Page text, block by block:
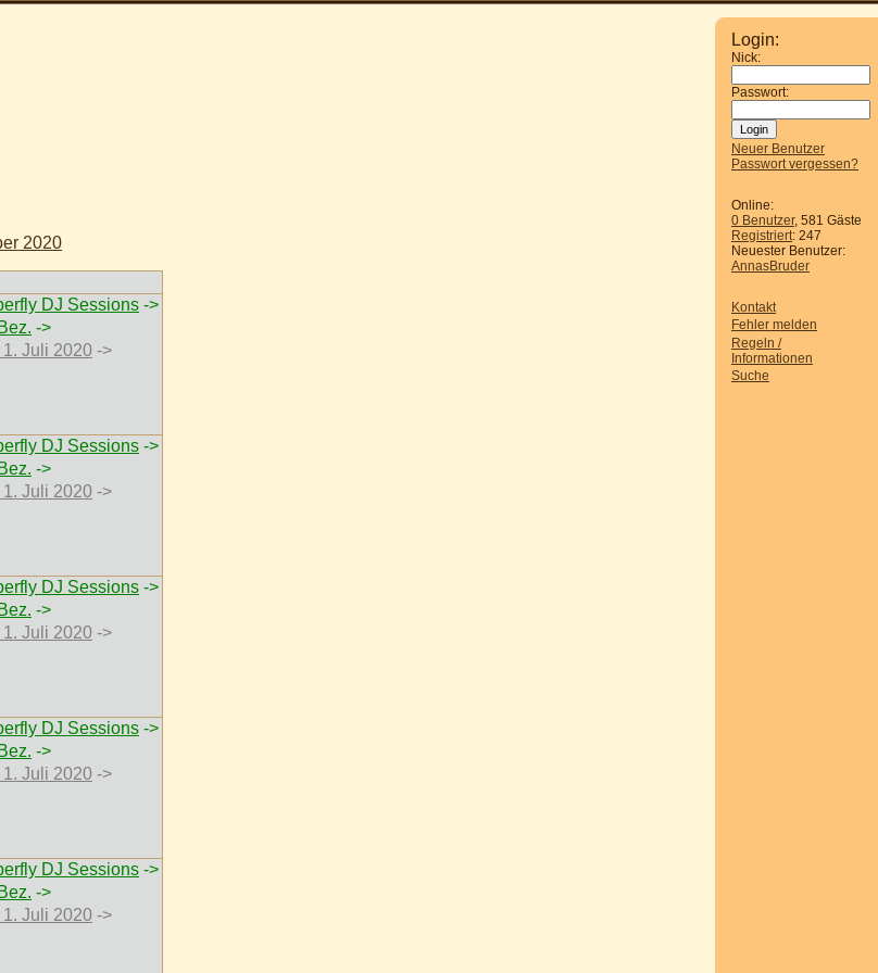
Login:
Nick:
Passwort:
Neuer Benutzer
Passwort vergessen?
Online:
0 Benutzer, 581 Gäste
Registriert: 247
Neuester Benutzer:
AnnasBruder
Kontakt
Fehler melden
Regeln /
Informationen
Suche
2020
DJ Sessions ->
->
Juli 2020 ->
DJ Sessions ->
->
Juli 2020 ->
DJ Sessions ->
->
Juli 2020 ->
DJ Sessions ->
->
Juli 2020 ->
DJ Sessions ->
->
Juli 2020 ->